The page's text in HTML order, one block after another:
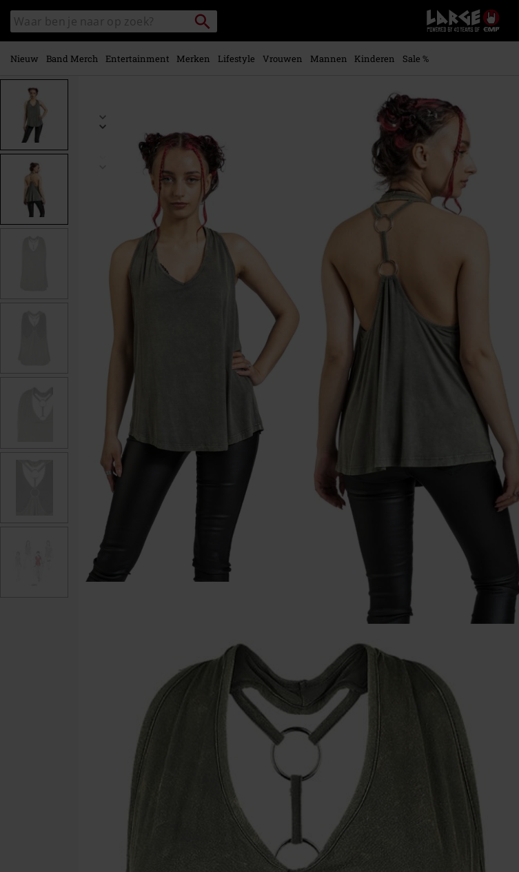
naar
hoofdinhoud
Zoek
in
catalogus
Packstation
zoeken
Large
–
Muziek-,
+
Nieuw Band Merch Entertainment Merken Lifestyle Vrouwen Mannen Kinderen
Sale %
www.large.nl/p/ella/375670.html